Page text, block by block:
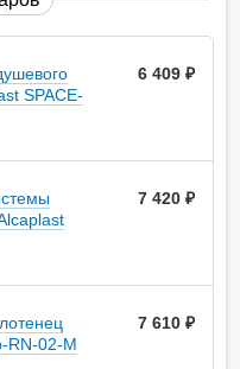
SPACE-
6 409
7 420
RN-02-M
7 610